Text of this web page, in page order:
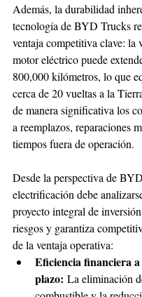
Además, la durabilidad
tecnología de BYD Trucks
ventaja competitiva clave: la
motor eléctrico puede
800,000 kilómetros, lo que
cerca de 20 vueltas a la
de manera significativa los
a reemplazos, reparaciones
tiempos fuera de operación.
Desde la perspectiva de
electrificación debe
proyecto integral de
riesgos y garantiza
de la ventaja operativa:
Eficiencia financiera
plazo: La eliminación